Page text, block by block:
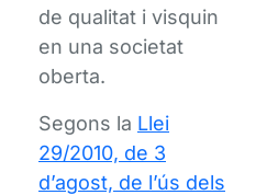
de qualitat i visquin
en una societat
oberta.
Segons la Llei
29/2010, de 3
d’agost, de l’ús dels